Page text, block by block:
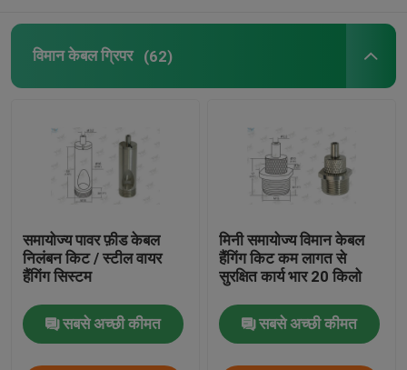
केबल प्रदर्शन घटकों
तार रस्सी गोफन
लैंप स्विव्हल संयुक्त
विमान केबल ग्रिपर (62)
समायोज्य पावर फ़ीड केबल
निलंबन किट / स्टील वायर
हैंगिंग सिस्टम
सबसे अच्छी कीमत
मिनी समायोज्य विमान केबल
हैंगिंग किट कम लागत से
सुरक्षित कार्य भार 20 किलो
सबसे अच्छी कीमत